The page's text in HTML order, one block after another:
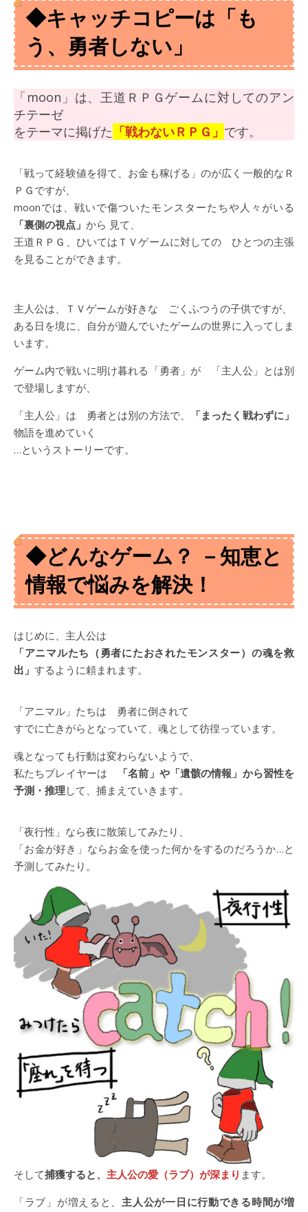
◆キャッチコピーは「も
う、勇者しない」
「moon」は、王道ＲＰＧゲームに対してのアン
チテーゼ
をテーマに掲げた 「戦わないＲＰＧ」 です。
「戦って経験値を得て、お金も稼げる」のが広く一般的なＲ
ＰＧですが、
moonでは、戦いで傷ついたモンスターたちや人々がいる
「裏側の視点」 から 見て、
王道ＲＰＧ、ひいてはＴＶゲームに対しての ひとつの主張
を見ることができます。
主人公は、ＴＶゲームが好きな ごくふつうの子供ですが、
ある日を境に、自分が遊んでいたゲームの世界に入ってしま
います。
ゲーム内で戦いに明け暮れる「勇者」が 「主人公」とは別
で登場しますが、
「主人公」は 勇者とは別の方法で、
「まったく戦わずに」
物語を進めていく
…というストーリーです。
◆どんなゲーム？ －知恵と
情報で悩みを解決！
はじめに、主人公は
「アニマルたち（勇者にたおされたモンスター）の魂を救
出」 するように頼まれます。
「アニマル」たちは 勇者に倒されて
すでに亡きがらとなっていて、魂として彷徨っています。
魂となっても行動は変わらないようで、
私たちプレイヤーは
「名前」や「遺骸の情報」から習性を
予測・推理 して、捕まえていきます。
「夜行性」なら夜に散策してみたり、
「お金が好き」ならお金を使った何かをするのだろうか…と
予測してみたり。
そして捕獲すると、 主人公の愛（ラブ）が深まり ます。
「ラブ」が増えると、 主人公が一日に行動できる時間が増